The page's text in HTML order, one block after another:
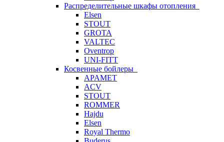
Распределительные шкафы отопления
Elsen
STOUT
GROTA
VALTEC
Oventrop
UNI-FITT
Косвенные бойлеры
APAMET
ACV
STOUT
ROMMER
Hajdu
Elsen
Royal Thermo